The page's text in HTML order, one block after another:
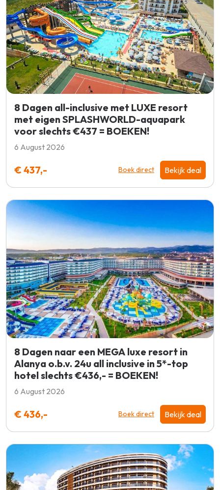
8 Dagen all-inclusive met LUXE resort
met eigen SPLASHWORLD-aquapark
voor slechts €437 = BOEKEN!
6 August 2026
€ 437,- Boek direct Bekijk deal
8 Dagen naar een MEGA luxe resort in
Alanya o.b.v. 24u all inclusive in 5*-top
hotel slechts €436,- = BOEKEN!
6 August 2026
€ 436,- Boek direct Bekijk deal